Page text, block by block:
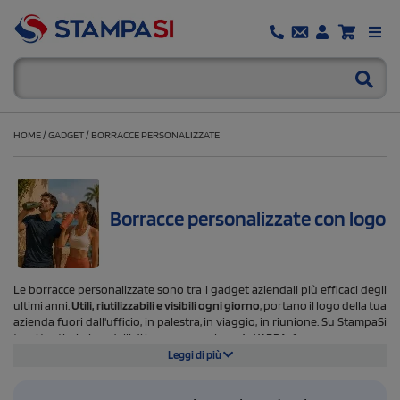
HOME /GADGET / BORRACCE PERSONALIZZATE
Borracce personalizzate con logo
Le borracce personalizzate sono tra i gadget aziendali più efficaci degli
ultimi anni. Utili, riutilizzabili e visibili ogni giorno, portano il logo della tua
azienda fuori dall'ufficio, in palestra, in viaggio, in riunione. Su StampaSi
trovi tantissimi modelli di borracce con logo, tutti BPA-free.
Leggi di più